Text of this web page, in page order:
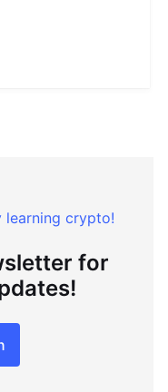
learning crypto!
for